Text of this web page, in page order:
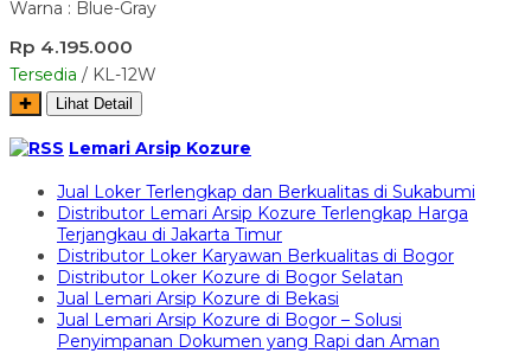
Warna : Blue-Gray
Rp 4.195.000
Tersedia / KL-12W
✚ Lihat Detail
Lemari Arsip Kozure
Jual Loker Terlengkap dan Berkualitas di Sukabumi
Distributor Lemari Arsip Kozure Terlengkap Harga
Terjangkau di Jakarta Timur
Distributor Loker Karyawan Berkualitas di Bogor
Distributor Loker Kozure di Bogor Selatan
Jual Lemari Arsip Kozure di Bekasi
Jual Lemari Arsip Kozure di Bogor – Solusi
Penyimpanan Dokumen yang Rapi dan Aman